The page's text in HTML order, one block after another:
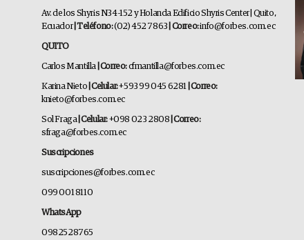
Av. de los Shyris N34-152 y Holanda Edificio Shyris Center | Quito,
Ecuador | Teléfono:(02) 452 7863 | Correo:info@forbes.com.ec
QUITO
Carlos Mantilla | Correo:cfmantilla@forbes.com.ec
Karina Nieto | Celular:+593 99 045 6281 | Correo:
knieto@forbes.com.ec
Sol Fraga| Celular:+098 023 2808 | Correo:
sfraga@forbes.com.ec
Suscripciones
suscripciones@forbes.com.ec
099 001 8110
WhatsApp
0982528765